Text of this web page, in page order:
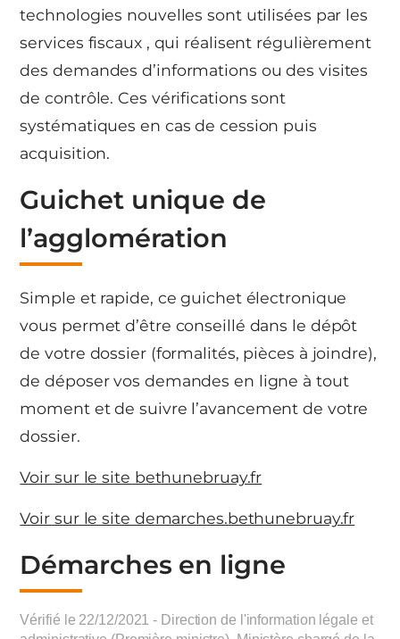
technologies nouvelles sont utilisées par les
services fiscaux , qui réalisent régulièrement
des demandes d’informations ou des visites
de contrôle. Ces vérifications sont
systématiques en cas de cession puis
acquisition.
Guichet unique de
l’agglomération
Simple et rapide, ce guichet électronique
vous permet d’être conseillé dans le dépôt
de votre dossier (formalités, pièces à joindre),
de déposer vos demandes en ligne à tout
moment et de suivre l’avancement de votre
dossier.
Voir sur le site bethunebruay.fr
Voir sur le site demarches.bethunebruay.fr
Démarches en ligne
Vérifié le 22/12/2021 - Direction de l'information légale et